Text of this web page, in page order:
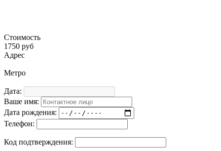
Стоимость
1750 руб
Адрес
Метро
Дата:
Ваше имя:
Дата рождения:
Телефон:
Код подтверждения: